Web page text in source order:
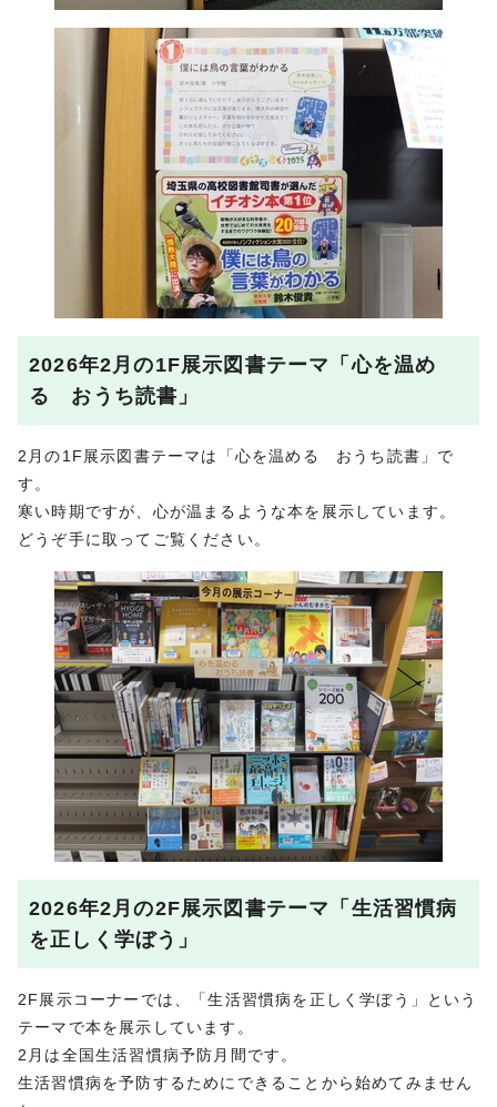
2026年2月の1F展示図書テーマ「心を温め
る おうち読書」
2月の1F展示図書テーマは「心を温める おうち読書」で
す。
寒い時期ですが、心が温まるような本を展示しています。
どうぞ手に取ってご覧ください。
2026年2月の2F展示図書テーマ「生活習慣病
を正しく学ぼう」
2F展示コーナーでは、「生活習慣病を正しく学ぼう」という
テーマで本を展示しています。
2月は全国生活習慣病予防月間です。
生活習慣病を予防するためにできることから始めてみません